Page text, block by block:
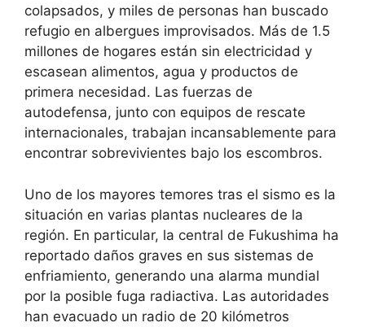
colapsados, y miles de personas han buscado
refugio en albergues improvisados. Más de 1.5
millones de hogares están sin electricidad y
escasean alimentos, agua y productos de
primera necesidad. Las fuerzas de
autodefensa, junto con equipos de rescate
internacionales, trabajan incansablemente para
encontrar sobrevivientes bajo los escombros.
Uno de los mayores temores tras el sismo es la
situación en varias plantas nucleares de la
región. En particular, la central de Fukushima ha
reportado daños graves en sus sistemas de
enfriamiento, generando una alarma mundial
por la posible fuga radiactiva. Las autoridades
han evacuado un radio de 20 kilómetros